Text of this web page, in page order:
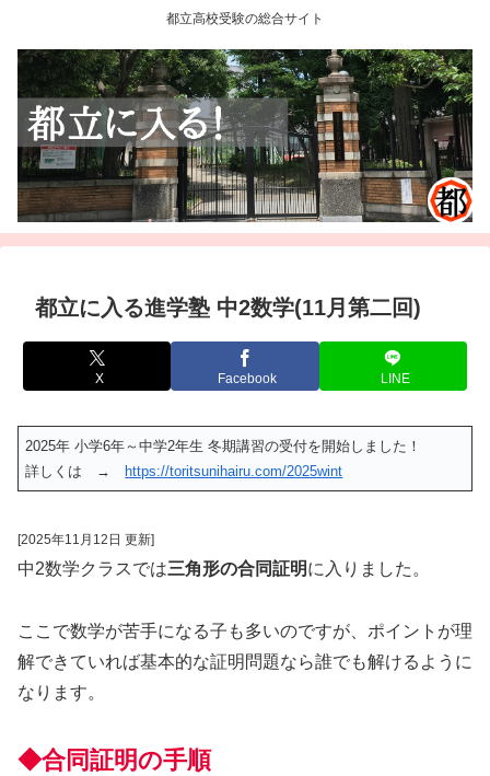
都立高校受験の総合サイト
都立に入る進学塾 中2数学(11月第二回)
X Facebook LINE
2025年 小学6年～中学2年生 冬期講習の受付を開始しました！
詳しくは →
https://toritsunihairu.com/2025wint
[2025年11月12日 更新]
中2数学クラスでは三角形の合同証明に入りました。
ここで数学が苦手になる子も多いのですが、ポイントが理
解できていれば基本的な証明問題なら誰でも解けるように
なります。
◆合同証明の手順